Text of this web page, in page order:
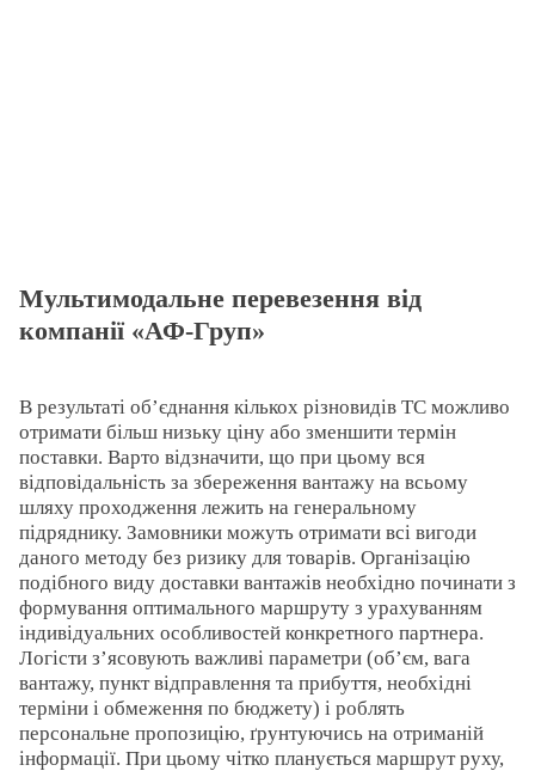
Мультимодальне перевезення від
компанії «АФ-Груп»
В результаті об’єднання кількох різновидів ТС можливо
отримати більш низьку ціну або зменшити термін
поставки. Варто відзначити, що при цьому вся
відповідальність за збереження вантажу на всьому
шляху проходження лежить на генеральному
підряднику. Замовники можуть отримати всі вигоди
даного методу без ризику для товарів. Організацію
подібного виду доставки вантажів необхідно починати з
формування оптимального маршруту з урахуванням
індивідуальних особливостей конкретного партнера.
Логісти з’ясовують важливі параметри (об’єм, вага
вантажу, пункт відправлення та прибуття, необхідні
терміни і обмеження по бюджету) і роблять
персональне пропозицію, ґрунтуючись на отриманій
інформації. При цьому чітко планується маршрут руху,